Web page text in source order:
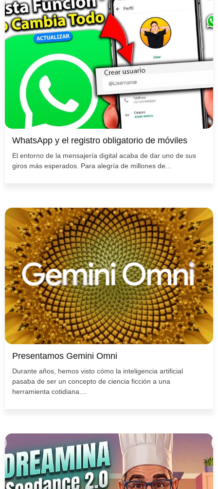
WhatsApp y el registro obligatorio de móviles
El entorno de la mensajería digital acaba de dar uno de sus
giros más esperados. Para alegría de millones de...
Presentamos Gemini Omni
Durante años, hemos visto cómo la inteligencia artificial
pasaba de ser un concepto de ciencia ficción a una
herramienta cotidiana....